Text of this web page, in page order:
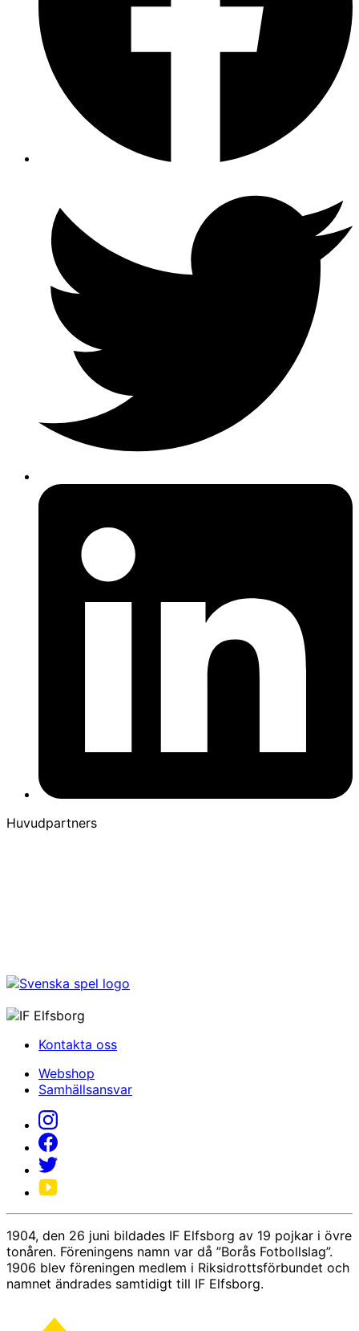
Huvudpartners
Kontakta oss
Webshop
Samhällsansvar
1904, den 26 juni bildades IF Elfsborg av 19 pojkar i övre
tonåren. Föreningens namn var då ”Borås Fotbollslag”.
1906 blev föreningen medlem i Riksidrottsförbundet och
namnet ändrades samtidigt till IF Elfsborg.